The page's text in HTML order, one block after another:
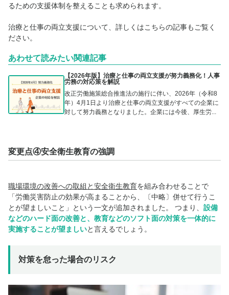
るための支援体制を整えることも求められます。
治療と仕事の両立支援について、詳しくはこちらの記事もご覧く
ださい。
あわせて読みたい関連記事
【2026年版】治療と仕事の両立支援が努力義務化！人事
労務の対応策を解説
改正労働施策総合推進法の施行に伴い、2026年（令和8
年）4月1日より治療と仕事の両立支援がすべての企業に
対して努力義務となりました。企業には今後、厚生労...
変更点④安全衛生教育の強調
職場環境の改善への取組と安全衛生教育を組み合わせることで
「労働災害防止の効果が高まることから、〔中略〕併せて行うこ
とが望ましいこと」という一文が追加されました。 つまり、 設備
などのハード面の改善と、教育などのソフト面の対策を一体的に
実施することが望ましいと言えるでしょう。
対策を怠った場合のリスク